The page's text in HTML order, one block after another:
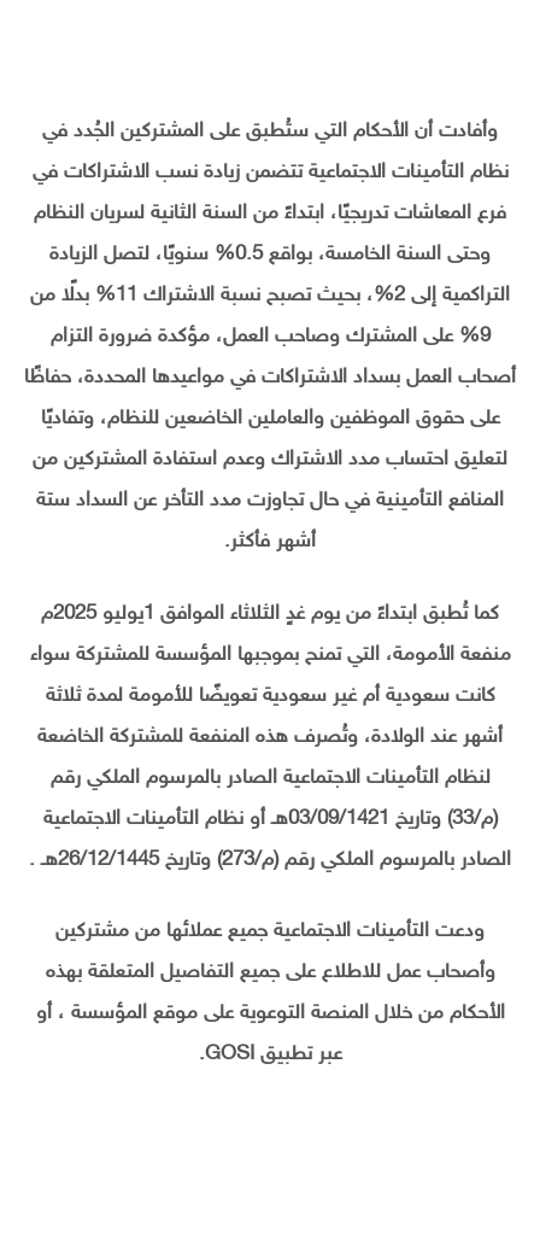
وأفادت أن الأحكام التي ستُطبق على المشتركين الجُدد في
نظام التأمينات الاجتماعية تتضمن زيادة نسب الاشتراكات في
فرع المعاشات تدريجيًا، ابتداءً من السنة الثانية لسريان النظام
وحتى السنة الخامسة، بواقع 0.5% سنويًا، لتصل الزيادة
التراكمية إلى 2%، بحيث تصبح نسبة الاشتراك 11% بدلًا من
9% على المشترك وصاحب العمل، مؤكدة ضرورة التزام
أصحاب العمل بسداد الاشتراكات في مواعيدها المحددة، حفاظًا
على حقوق الموظفين والعاملين الخاضعين للنظام، وتفاديًا
لتعليق احتساب مدد الاشتراك وعدم استفادة المشتركين من
المنافع التأمينية في حال تجاوزت مدد التأخر عن السداد ستة
أشهر فأكثر.
كما تُطبق ابتداءً من يوم غدٍ الثلاثاء الموافق 1يوليو 2025م
منفعة الأمومة، التي تمنح بموجبها المؤسسة للمشتركة سواء
كانت سعودية أم غير سعودية تعويضًا للأمومة لمدة ثلاثة
أشهر عند الولادة، وتُصرف هذه المنفعة للمشتركة الخاضعة
لنظام التأمينات الاجتماعية الصادر بالمرسوم الملكي رقم
(م/33) وتاريخ 03/09/1421هـ أو نظام التأمينات الاجتماعية
الصادر بالمرسوم الملكي رقم (م/273) وتاريخ 26/12/1445هـ .
ودعت التأمينات الاجتماعية جميع عملائها من مشتركين
وأصحاب عمل للاطلاع على جميع التفاصيل المتعلقة بهذه
الأحكام من خلال المنصة التوعوية على موقع المؤسسة ، أو
عبر تطبيق GOSI.